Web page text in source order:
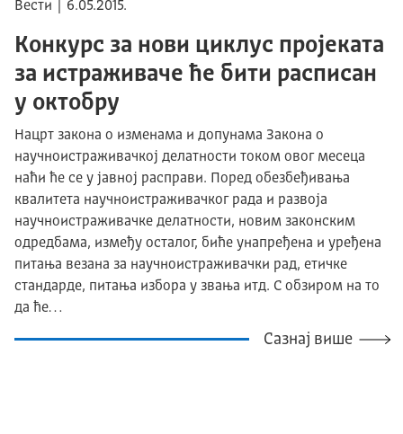
Вести | 6.05.2015.
Конкурс за нови циклус пројеката
за истраживаче ће бити расписан
у октобру
Нацрт закона о изменама и допунама Закона о
научноистраживачкој делатности током овог месеца
наћи ће се у јавној расправи. Поред обезбеђивања
квалитета научноистраживачког рада и развоја
научноистраживачке делатности, новим законским
одредбама, између осталог, биће унапређена и уређена
питања везана за научноистраживачки рад, етичке
стандарде, питања избора у звања итд. С обзиром на то
да ће…
Сазнај више